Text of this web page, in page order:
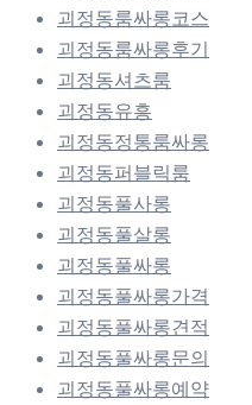
괴정동룸싸롱코스
괴정동룸싸롱후기
괴정동셔츠룸
괴정동유흥
괴정동정통룸싸롱
괴정동퍼블릭룸
괴정동풀사롱
괴정동풀살롱
괴정동풀싸롱
괴정동풀싸롱가격
괴정동풀싸롱견적
괴정동풀싸롱문의
괴정동풀싸롱예약